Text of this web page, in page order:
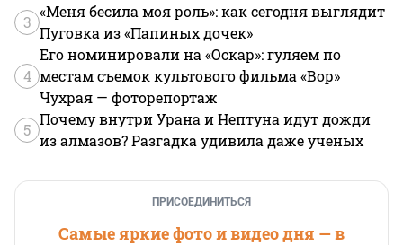
3
«Меня бесила моя роль»: как сегодня выглядит
Пуговка из «Папиных дочек»
4
Его номинировали на «Оскар»: гуляем по
местам съемок культового фильма «Вор»
Чухрая — фоторепортаж
5
Почему внутри Урана и Нептуна идут дожди
из алмазов? Разгадка удивила даже ученых
ПРИСОЕДИНИТЬСЯ
Самые яркие фото и видео дня — в